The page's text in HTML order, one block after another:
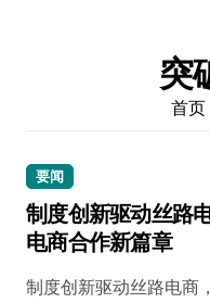
突
首页
要闻
制度创新驱动丝路
电商合作新篇章
制度创新驱动丝路电